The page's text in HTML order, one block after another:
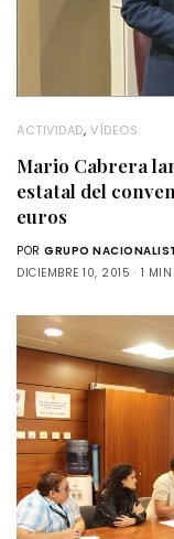
ACTIVIDAD,VÍDEOS
Mario Cabrera
estatal del
euros
POR GRUPO
DICIEMBRE 10, 2015
1 MIN